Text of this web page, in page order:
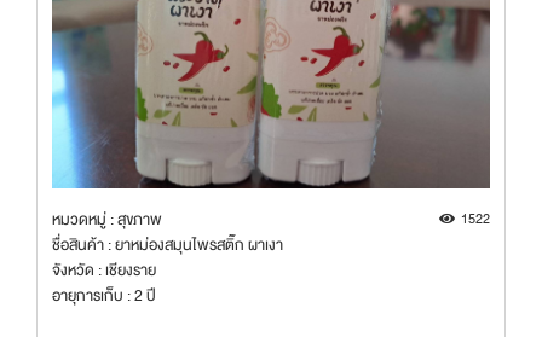
หมวดหมู่ : สุขภาพ 1522
ชื่อสินค้า : ยาหม่องสมุนไพรสติ๊ก ผาเงา
จังหวัด : เชียงราย
อายุการเก็บ : 2 ปี